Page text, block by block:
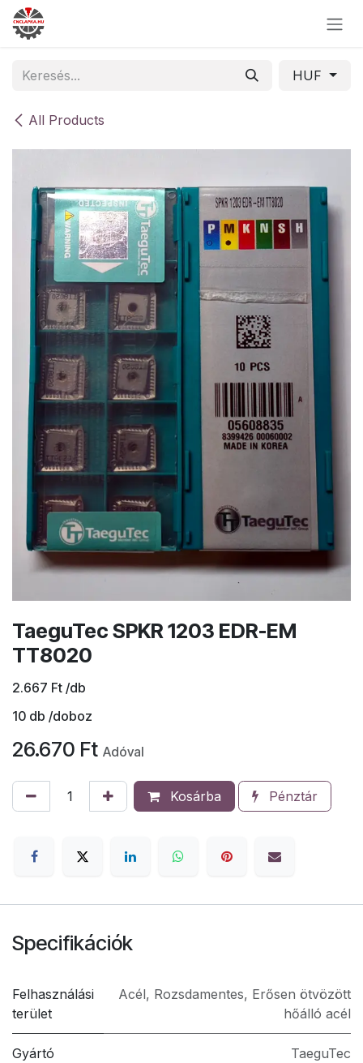
Skip to Content
All Products
HUF
TaeguTec SPKR 1203 EDR-EM
TT8020
2.667 Ft /db
10 db /doboz
26.670 Ft Adóval
Kosárba Pénztár
Specifikációk
Felhasználási
terület
Acél, Rozsdamentes, Erősen ötvözött
hőálló acél
Gyártó TaeguTec